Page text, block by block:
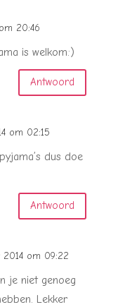
20:46
is welkom:)
Antwoord
om 02:15
dus doe
Antwoord
om 09:22
je niet genoeg
Lekker